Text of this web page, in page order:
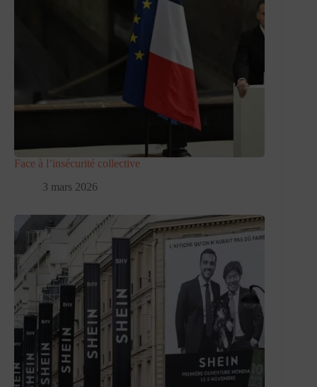
Face à l’insécurité collective
3 mars 2026